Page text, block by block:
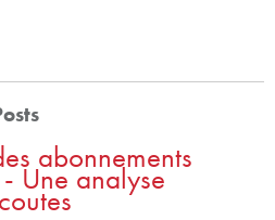
abonnements
Une analyse